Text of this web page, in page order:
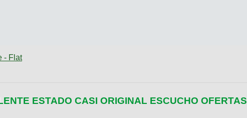
- Flat
ESTADO CASI ORIGINAL ESCUCHO OFERTAS